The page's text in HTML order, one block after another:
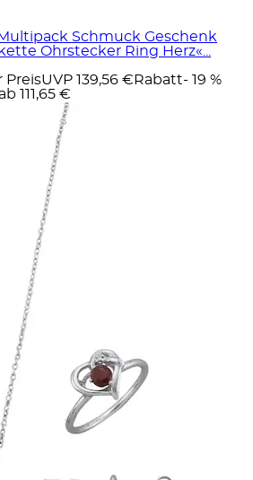
Schmuck Geschenk
Ohrstecker Ring Herz«...
PreisUVP 139,56 € Rabatt- 19 %
ab 111,65 €